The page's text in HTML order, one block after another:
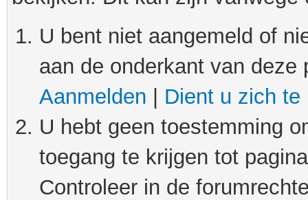
U bent niet aangemeld of
aan de onderkant van
Aanmelden
Dient u zich te
U hebt geen toestemming
toegang te krijgen tot
Controleer in de